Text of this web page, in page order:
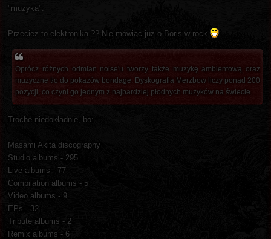
"muzyka".
Przecież to elektronika ?? Nie mówiąc już o Boris w rock
Oprócz różnych odmian noise'u tworzy także muzykę ambientową oraz
muzyczne tło do pokazów bondage. Dyskografia Merzbow liczy ponad 200
pozycji, co czyni go jednym z najbardziej płodnych muzyków na świecie.
Troche niedokładnie, bo:
Masami Akita discography
Studio albums - 295
Live albums - 77
Compilation albums - 5
Video albums - 9
EPs - 32
Tribute albums - 2
Remix albums - 6